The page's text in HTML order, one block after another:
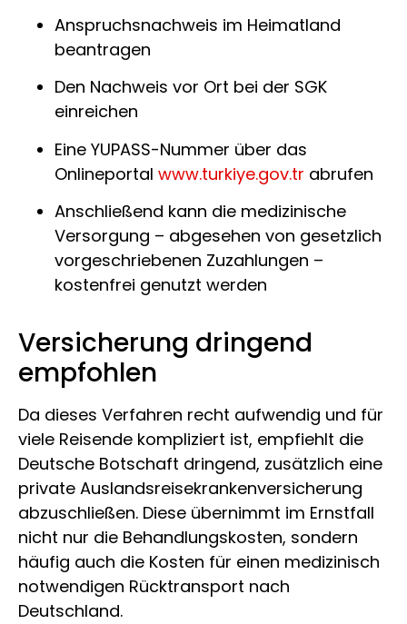
Anspruchsnachweis im Heimatland
beantragen
Den Nachweis vor Ort bei der SGK
einreichen
Eine YUPASS-Nummer über das
Onlineportal www.turkiye.gov.tr abrufen
Anschließend kann die medizinische
Versorgung – abgesehen von gesetzlich
vorgeschriebenen Zuzahlungen –
kostenfrei genutzt werden
Versicherung dringend
empfohlen
Da dieses Verfahren recht aufwendig und für
viele Reisende kompliziert ist, empfiehlt die
Deutsche Botschaft dringend, zusätzlich eine
private Auslandsreisekrankenversicherung
abzuschließen. Diese übernimmt im Ernstfall
nicht nur die Behandlungskosten, sondern
häufig auch die Kosten für einen medizinisch
notwendigen Rücktransport nach
Deutschland.